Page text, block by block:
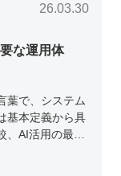
26.03.30
な運用体
葉で、システム
基本定義から具
AI活用の最新